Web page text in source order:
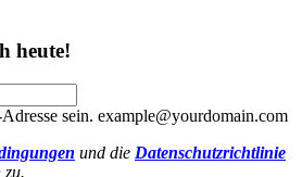
heute!
sein. example@yourdomain.com
und die Datenschutzrichtlinie
zu.